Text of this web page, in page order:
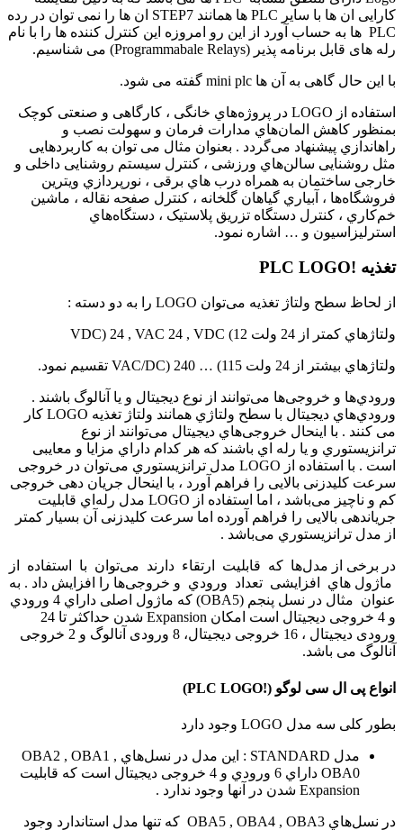
کارایی ان ها با سایر PLC ها همانند STEP7 ان ها را نمی توان در رده
PLC ها به حساب آورد از این رو امروزه این کنترل کننده ها را با نام
رله های قابل برنامه پذیر (Programmabale Relays) می شناسیم.
با این حال گاهی به آن ها mini plc گفته می شود.
اﺳﺘﻔﺎده از LOGO در ﭘﺮوژهﻫﺎي ﺧﺎﻧﮕﯽ ، ﮐﺎرﮔﺎﻫﯽ و ﺻﻨﻌﺘﯽ ﮐﻮﭼﮏ
ﺑﻤﻨﻈﻮر ﮐﺎﻫﺶ اﻟﻤﺎنﻫﺎي ﻣﺪارات ﻓﺮﻣﺎن و ﺳﻬﻮﻟﺖ ﻧﺼﺐ و
راهاﻧﺪازي ﭘﯿﺸﻨﻬﺎد ﻣﯽﮔﺮدد . ﺑﻌﻨﻮان ﻣﺜﺎل ﻣﯽ ﺗﻮان ﺑﻪ ﮐﺎرﺑﺮدﻫﺎﯾﯽ
ﻣﺜﻞ روﺷﻨﺎﯾﯽ ﺳﺎﻟﻦﻫﺎي ورزﺷﯽ ، ﮐﻨﺘﺮل ﺳﯿﺴﺘﻢ روﺷﻨﺎﯾﯽ داﺧﻠﯽ و
ﺧﺎرﺟﯽ ﺳﺎﺧﺘﻤﺎن ﺑﻪ ﻫﻤﺮاه درب ﻫﺎي ﺑﺮﻗﯽ ، ﻧﻮرﭘﺮدازي وﯾﺘﺮﯾﻦ
ﻓﺮوﺷﮕﺎهﻫﺎ ، آﺑﯿﺎري ﮔﯿﺎﻫﺎن ﮔﻠﺨﺎﻧﻪ ، ﮐﻨﺘﺮل ﺻﻔﺤﻪ ﻧﻘﺎﻟﻪ ، ﻣﺎﺷﯿﻦ
ﺧﻢﮐﺎري ، ﮐﻨﺘﺮل دﺳﺘﮕﺎه ﺗﺰرﯾﻖ ﭘﻼﺳﺘﯿﮏ ، دﺳﺘﮕﺎهﻫﺎي
اﺳﺘﺮﻟﯿﺰاﺳﯿﻮن و … اﺷﺎره ﻧﻤﻮد.
تغذیه !PLC LOGO
از ﻟﺤﺎظ ﺳﻄﺢ وﻟﺘﺎژ ﺗﻐﺬﯾﻪ ﻣﯽﺗﻮان LOGO را ﺑﻪ دو دسته :
وﻟﺘﺎژﻫﺎي ﮐﻤﺘﺮ از 24 وﻟﺖ VDC) 24 , VAC 24 , VDC (12
وﻟﺘﺎژﻫﺎي ﺑﯿﺸﺘﺮ از 24 وﻟﺖ VAC/DC) 240 … (115 تقسیم نمود.
وروديﻫﺎ و ﺧﺮوﺟﯽﻫﺎ ﻣﯽﺗﻮاﻧﻨﺪ از ﻧﻮع دﯾﺠﯿﺘﺎل و ﯾﺎ آﻧﺎﻟﻮگ ﺑﺎﺷﻨﺪ .
وروديﻫﺎي دﯾﺠﯿﺘﺎل ﺑﺎ ﺳﻄﺢ وﻟﺘﺎژي ﻫﻤﺎﻧﻨﺪ وﻟﺘﺎژ ﺗﻐﺬﯾﻪ LOGO ﮐﺎر
ﻣﯽ ﮐﻨﻨﺪ . ﺑﺎ اﯾﻨﺤﺎل ﺧﺮوﺟﯽﻫﺎي دﯾﺠﯿﺘﺎل ﻣﯽﺗﻮاﻧﻨﺪ از ﻧﻮع
ﺗﺮاﻧﺰﯾﺴﺘﻮري و ﯾﺎ رﻟﻪ اي ﺑﺎﺷﻨﺪ ﮐﻪ ﻫﺮ ﮐﺪام داراي ﻣﺰاﯾﺎ و ﻣﻌﺎﯾﺒﯽ
اﺳﺖ . ﺑﺎ اﺳﺘﻔﺎده از LOGO ﻣﺪل ﺗﺮاﻧﺰﯾﺴﺘﻮري ﻣﯽﺗﻮان در ﺧﺮوﺟﯽ
ﺳﺮﻋﺖ ﮐﻠﯿﺪزﻧﯽ ﺑﺎﻻﯾﯽ را ﻓﺮاﻫﻢ آورد ، ﺑﺎ اﯾﻨﺤﺎل ﺟﺮﯾﺎن دﻫﯽ ﺧﺮوﺟﯽ
ﮐﻢ و ﻧﺎﭼﯿﺰ ﻣﯽﺑﺎﺷﺪ ، اﻣﺎ اﺳﺘﻔﺎده از LOGO ﻣﺪل رﻟﻪاي ﻗﺎﺑﻠﯿﺖ
ﺟﺮﯾﺎندﻫﯽ ﺑﺎﻻﯾﯽ را ﻓﺮاﻫﻢ آورده اﻣﺎ ﺳﺮﻋﺖ ﮐﻠﯿﺪزﻧﯽ آن ﺑﺴﯿﺎر ﮐﻤﺘﺮ
از ﻣﺪل ﺗﺮاﻧﺰﯾﺴﺘﻮري ﻣﯽﺑﺎﺷﺪ .
در ﺑﺮﺧﯽ از ﻣﺪلﻫﺎ ﮐﻪ ﻗﺎﺑﻠﯿﺖ ارﺗﻘﺎء دارﻧﺪ ﻣﯽﺗﻮان ﺑﺎ اﺳﺘﻔﺎده از
ﻣﺎژول ﻫﺎي اﻓﺰاﯾﺸﯽ ﺗﻌﺪاد ورودي و ﺧﺮوﺟﯽﻫﺎ را اﻓﺰاﯾﺶ داد . به
عنوان ﻣﺜﺎل در ﻧﺴﻞ ﭘﻨﺠﻢ (OBA5) ﮐﻪ ﻣﺎژول اﺻﻠﯽ داراي 4 ورودي
و 4 ﺧﺮوﺟﯽ دﯾﺠﯿﺘﺎل اﺳﺖ امکان Expansion شدن حداکثر تا 24
ورودی دیجیتال ، 16 خروجی دیجیتال، 8 ورودی آنالوگ و 2 خروجی
آنالوگ می باشد.
انواع پی ال سی لوگو (!PLC LOGO)
ﺑﻄﻮر ﮐﻠﯽ ﺳﻪ ﻣﺪل LOGO وﺟﻮد دارد
ﻣﺪل STANDARD : اﯾﻦ ﻣﺪل در ﻧﺴﻞﻫﺎي OBA2 , OBA1 ,
OBA0 داراي 6 ورودي و 4 ﺧﺮوﺟﯽ دﯾﺠﯿﺘﺎل اﺳﺖ ﮐﻪ ﻗﺎﺑﻠﯿﺖ
Expansion ﺷﺪن در آﻧﻬﺎ وﺟﻮد ﻧﺪارد .
در ﻧﺴﻞﻫﺎي OBA5 , OBA4 , OBA3 ﮐﻪ ﺗﻨﻬﺎ ﻣﺪل اﺳﺘﺎﻧﺪارد وﺟﻮد